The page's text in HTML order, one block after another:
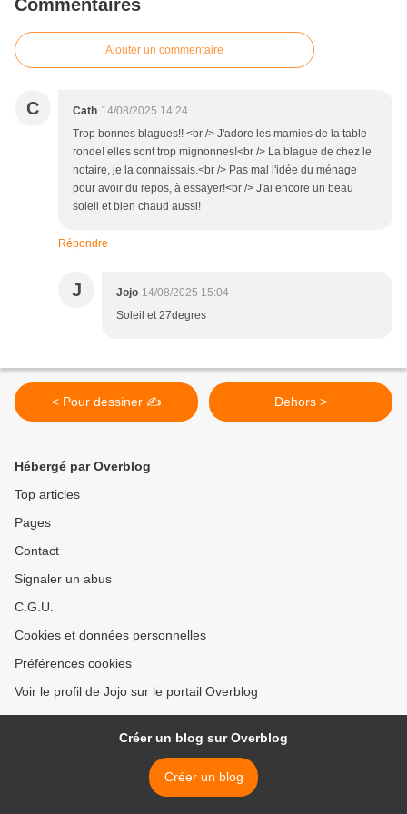
Commentaires
Ajouter un commentaire
C Cath 14/08/2025 14:24
Trop bonnes blagues!! <br /> J'adore les mamies de la table
ronde! elles sont trop mignonnes!<br /> La blague de chez le
notaire, je la connaissais.<br /> Pas mal l'idée du ménage
pour avoir du repos, à essayer!<br /> J'ai encore un beau
soleil et bien chaud aussi!
Répondre
J Jojo 14/08/2025 15:04
Soleil et 27degres
< Pour dessiner ✍️ Dehors >
Hébergé par Overblog
Top articles
Pages
Contact
Signaler un abus
C.G.U.
Cookies et données personnelles
Préférences cookies
Voir le profil de Jojo sur le portail Overblog
Créer un blog sur Overblog
Créer un blog